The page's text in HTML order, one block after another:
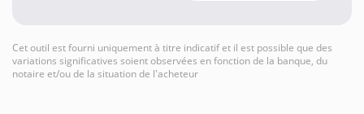
Cet outil est fourni uniquement à titre indicatif et il est possible que des
variations significatives soient observées en fonction de la banque, du
notaire et/ou de la situation de l'acheteur